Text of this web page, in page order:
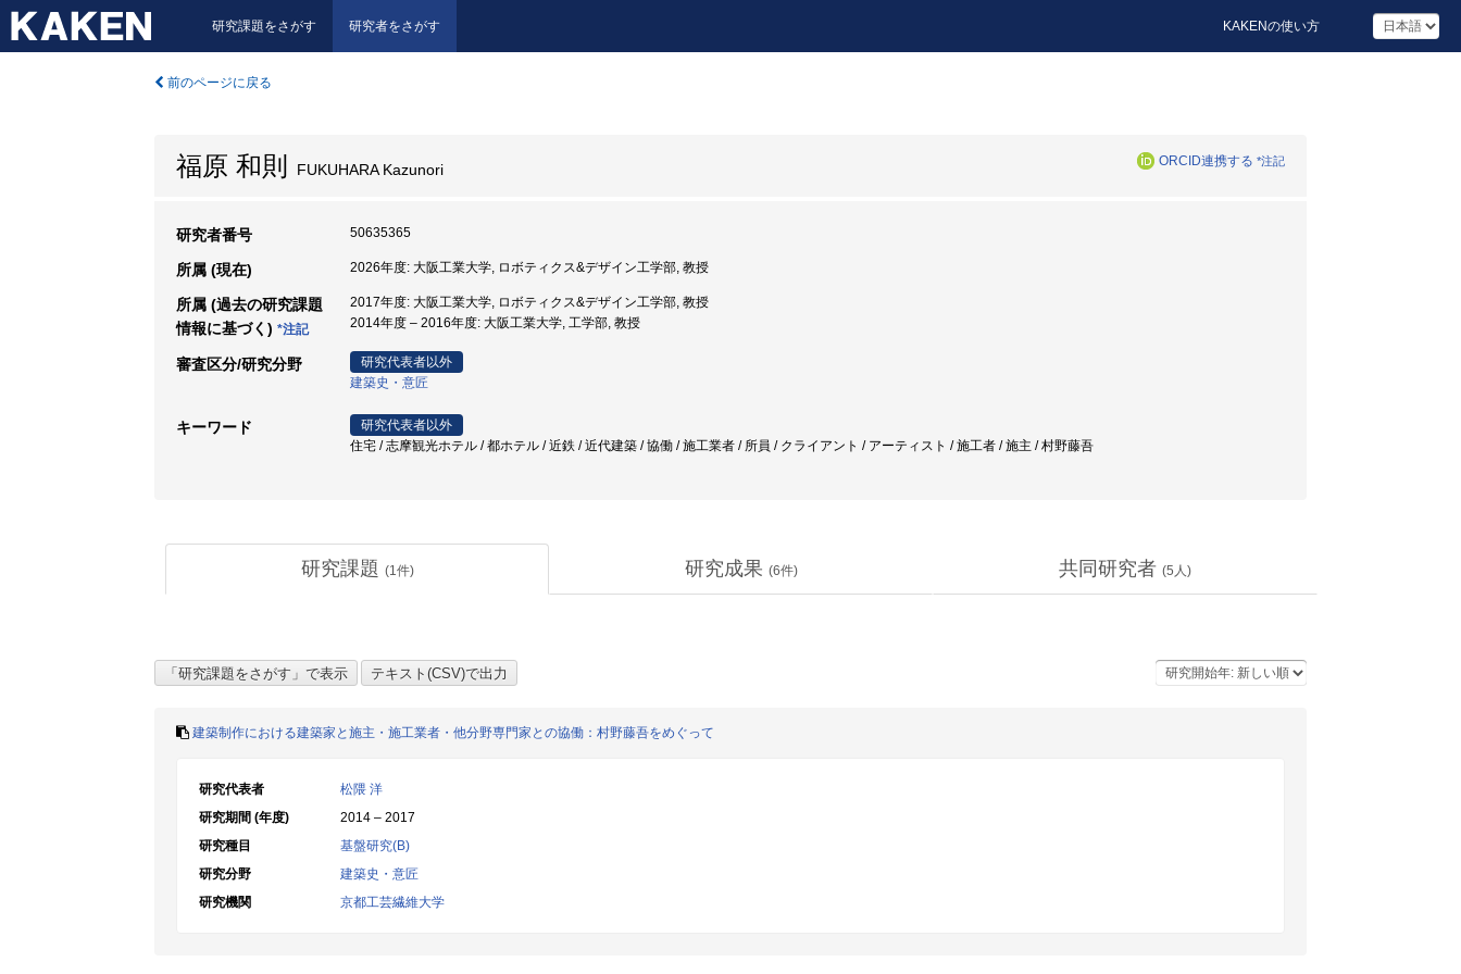
研究課題をさがす 研究者をさがす KAKENの使い方
前のページに戻る
福原 和則 FUKUHARA Kazunori ORCID連携する *注記
研究者番号 50635365
所属 (現在) 2026年度: 大阪工業大学, ロボティクス&デザイン工学部, 教授
所属 (過去の研究課題
情報に基づく) *注記
2017年度: 大阪工業大学, ロボティクス&デザイン工学部, 教授
2014年度 – 2016年度: 大阪工業大学, 工学部, 教授
審査区分/研究分野
研究代表者以外
建築史・意匠
キーワード
研究代表者以外
住宅 / 志摩観光ホテル / 都ホテル / 近鉄 / 近代建築 / 協働 / 施工業者 / 所員 / クライアント / アーティスト / 施工者 / 施主 / 村野藤吾
研究課題 (1件) 研究成果 (6件) 共同研究者 (5 人)
建築制作における建築家と施主・施工業者・他分野専門家との協働：村野藤吾をめぐって
研究代表者
松隈 洋
研究期間 (年度)
2014 – 2017
研究種目
基盤研究(B)
研究分野
建築史・意匠
研究機関
京都工芸繊維大学